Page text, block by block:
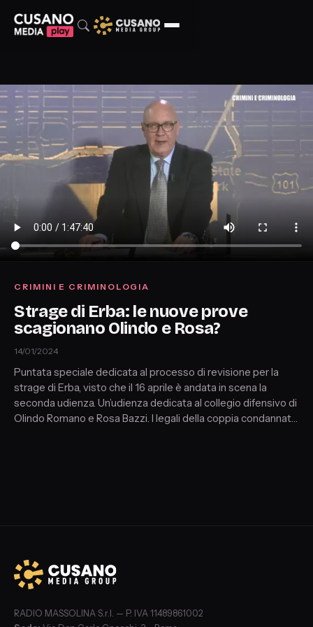
CRIMINI E CRIMINOLOGIA
Strage di Erba: le nuove prove
scagionano Olindo e Rosa?
14/01/2024
Puntata speciale dedicata al processo di revisione per la
strage di Erba, visto che il 16 aprile è andata in scena la
seconda udienza. Un’udienza dedicata al collegio difensivo di
Olindo Romano e Rosa Bazzi. I legali della coppia condannata
RADIO MASSOLINA S.r.l. — P. IVA 11489861002